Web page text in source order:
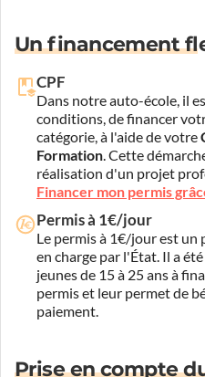
Un financement
CPF
Dans notre auto-école, il
conditions, de financer
catégorie, à l'aide de votre
Formation. Cette
réalisation d'un projet
Financer mon permis
Permis à 1€/jour
Le permis à 1€/jour est
en charge par l'État. Il a
jeunes de 15 à 25 ans à
permis et leur permet de
paiement.
Prise en compte